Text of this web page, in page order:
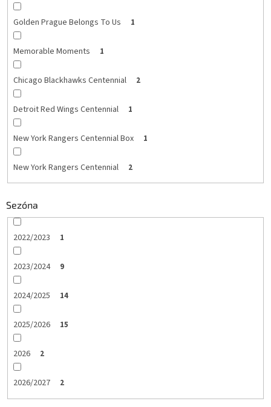
Golden Prague Belongs To Us 1
Memorable Moments 1
Chicago Blackhawks Centennial 2
Detroit Red Wings Centennial 1
New York Rangers Centennial Box 1
New York Rangers Centennial 2
Sezóna
2022/2023 1
2023/2024 9
2024/2025 14
2025/2026 15
2026 2
2026/2027 2